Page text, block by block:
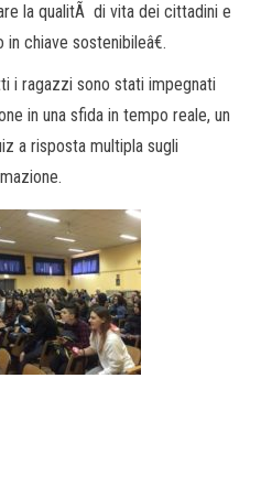
la qualitÃ di vita dei cittadini e
chiave sostenibileâ€.
i ragazzi sono stati impegnati
in una sfida in tempo reale, un
a risposta multipla sugli